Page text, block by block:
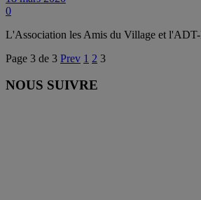
0
L'Association les Amis du Village et l'ADT-
Page 3 de 3 Prev 1 2 3
NOUS SUIVRE